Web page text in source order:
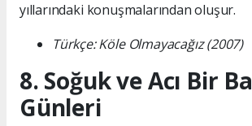
yıllarındaki konuşmalarından oluşur.
Türkçe: Köle Olmayacağız (2007)
8. Soğuk ve Acı Bir
Günleri